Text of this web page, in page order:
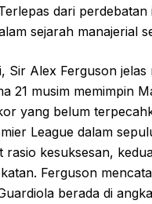
dari
sejarah manajerial
Sir Alex Ferguson jelas
21 musim memimpin
yang belum
League dalam
kesuksesan,
Ferguson
berada di